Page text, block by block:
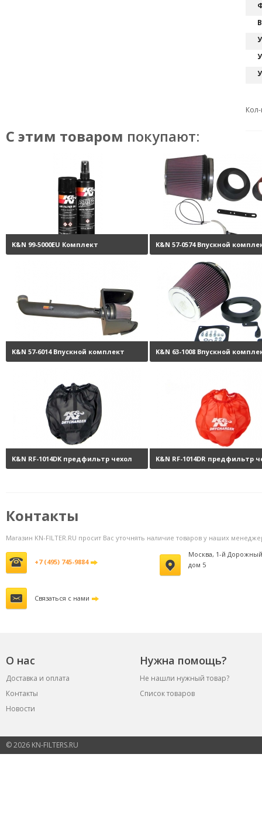
С этим товаром покупают:
K&N 99-5000EU Комплект K&N 57-0574 Впускной
Performance Intake Kit
K&N 57-6014 Впускной комплект K&N 63-1008 Впускной
K&N RF-1014DK предфильтр чехол K&N RF-1014DR предфильтр
Контакты
Магазин KN-FILTER.RU просит Вас уточнять наличие товаров у наших
+7 (495) 745-9884
Москва, 1-й
дом 5
Связаться с нами
О нас Нужна помощь?
Доставка и оплата
Не нашли нужный товар?
Контакты
Список товаров
Новости
© 2026 KN-FILTERS.RU